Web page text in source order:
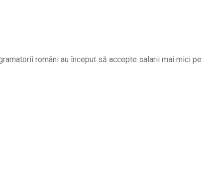
români au început să accepte salarii mai mici pe